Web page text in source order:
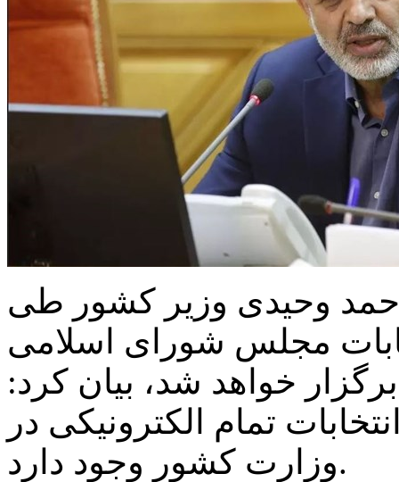
وحیدی وزیر کشور طی
مجلس شورای اسلامی
برگزار خواهد شد، بیان کرد:
تمام الکترونیکی در
وزارت کشور وجود دارد.